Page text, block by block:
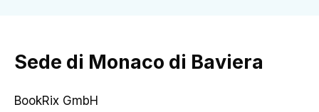
Sede di Monaco di Baviera
BookRix GmbH